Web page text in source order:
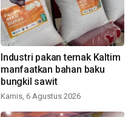
Industri pakan ternak Kaltim
manfaatkan bahan baku
bungkil sawit
Kamis, 6 Agustus 2026